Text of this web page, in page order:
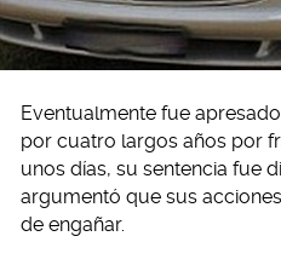
Eventualmente fue
por cuatro largos años por
unos días, su sentencia fue
argumentó que sus
de engañar.